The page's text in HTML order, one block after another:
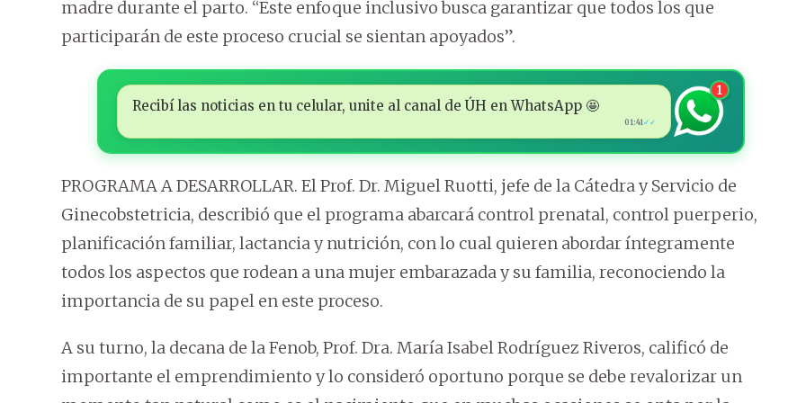
madre durante el parto. “Este enfoque inclusivo busca garantizar que todos los que
participarán de este proceso crucial se sientan apoyados”.
Recibí las noticias en tu celular, unite al canal de ÚH en WhatsApp 🤩
01:41✓✓
1
PROGRAMA A DESARROLLAR. El Prof. Dr. Miguel Ruotti, jefe de la Cátedra y Servicio de
Ginecobstetricia, describió que el programa abarcará control prenatal, control puerperio,
planificación familiar, lactancia y nutrición, con lo cual quieren abordar íntegramente
todos los aspectos que rodean a una mujer embarazada y su familia, reconociendo la
importancia de su papel en este proceso.
A su turno, la decana de la Fenob, Prof. Dra. María Isabel Rodríguez Riveros, calificó de
importante el emprendimiento y lo consideró oportuno porque se debe revalorizar un